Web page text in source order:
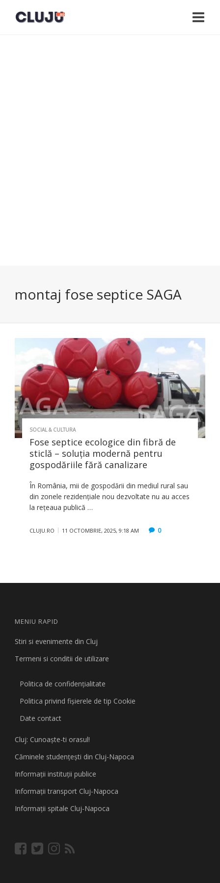
montaj fose septice SAGA
SOCIAL & CULTURA
Fose septice ecologice din fibră de
sticlă – soluția modernă pentru
gospodăriile fără canalizare
În România, mii de gospodării din mediul rural sau
din zonele rezidențiale nou dezvoltate nu au acces
la rețeaua publică …
CLUJU.RO 11 OCTOMBRIE, 2025, 9:18 AM 0
MENIU RAPID
Stiri si evenimente din Cluj
Termeni si conditii de utilizare
Politica de confidențialitate
Politica privind fişierele de tip Cookie
Date contact
Cluj: Cunoaşte-ti orasul!
Căminele studenţeşti din Cluj-Napoca
Informaţii instituţii publice
Informaţii transport Cluj-Napoca
Informaţii spitale Cluj-Napoca